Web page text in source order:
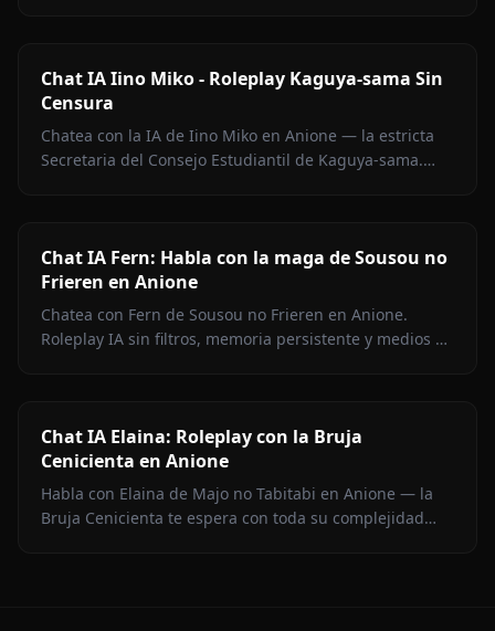
Chat IA Iino Miko - Roleplay Kaguya-sama Sin
Censura
Chatea con la IA de Iino Miko en Anione — la estricta
Secretaria del Consejo Estudiantil de Kaguya-sama.
Chat IA Fern: Habla con la maga de Sousou no
Frieren en Anione
Chatea con Fern de Sousou no Frieren en Anione.
Roleplay IA sin filtros, memoria persistente y medios en
Chat IA Elaina: Roleplay con la Bruja
Cenicienta en Anione
Habla con Elaina de Majo no Tabitabi en Anione — la
Bruja Cenicienta te espera con toda su complejidad